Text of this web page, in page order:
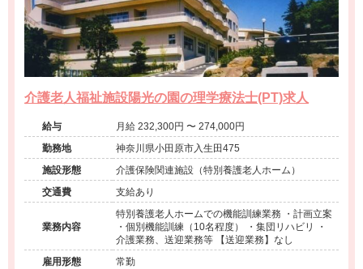
介護老人福祉施設陽光の園の理学療法士(PT)求人
給与
月給 232,300円 〜 274,000円
勤務地
神奈川県小田原市入生田475
施設形態
介護保険関連施設（特別養護老人ホーム）
交通費
支給あり
業務内容
特別養護老人ホームでの機能訓練業務 ・計画立案
・個別機能訓練（10名程度） ・集団リハビリ ・
介護業務、送迎業務等 【送迎業務】なし
雇用形態
常勤